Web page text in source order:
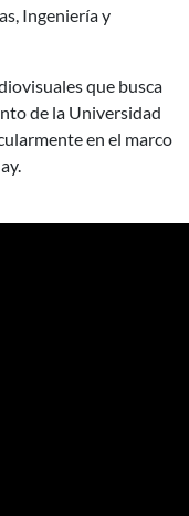
Ingeniería y
que busca
de la Universidad
en el marco